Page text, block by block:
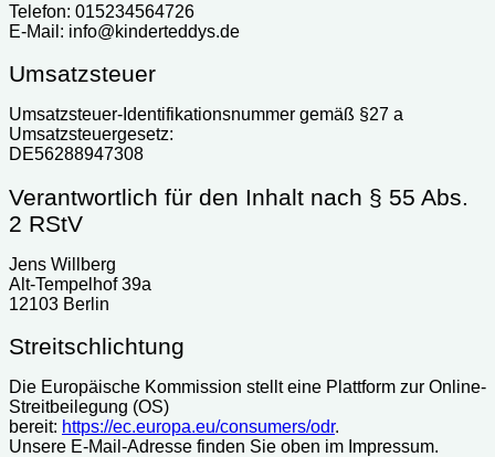
Telefon: 015234564726
E-Mail: info@kinderteddys.de
Umsatzsteuer
Umsatzsteuer-Identifikationsnummer gemäß §27 a
Umsatzsteuergesetz:
DE56288947308
Verantwortlich für den Inhalt nach § 55 Abs.
2 RStV
Jens Willberg
Alt-Tempelhof 39a
12103 Berlin
Streitschlichtung
Die Europäische Kommission stellt eine Plattform zur Online-
Streitbeilegung (OS)
bereit: https://ec.europa.eu/consumers/odr.
Unsere E-Mail-Adresse finden Sie oben im Impressum.